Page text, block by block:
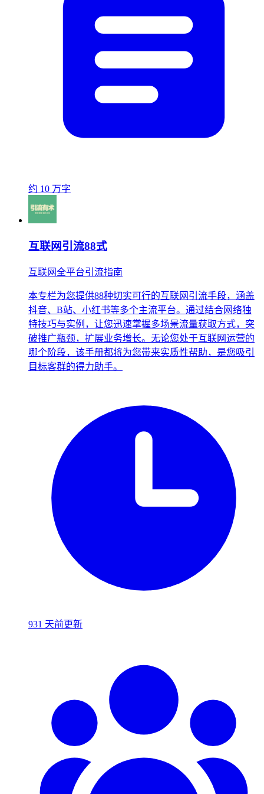
约 10 万字
互联网引流88式
互联网全平台引流指南
本专栏为您提供88种切实可行的互联网引流手段，涵盖
抖音、B站、小红书等多个主流平台。通过结合网络独
特技巧与实例，让您迅速掌握多场景流量获取方式，突
破推广瓶颈，扩展业务增长。无论您处于互联网运营的
哪个阶段，该手册都将为您带来实质性帮助，是您吸引
目标客群的得力助手。
931 天前更新